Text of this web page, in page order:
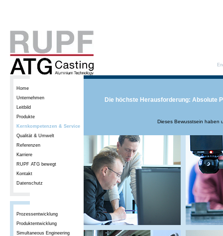
Home
Unternehmen
Leitbild
Produkte
Kernkompetenzen & Service
Qualität & Umwelt
Referenzen
Karriere
RUPF ATG bewegt
Kontakt
Datenschutz
Prozessentwicklung
Produktentwicklung
Simultaneous Engineering
Die höchste Herausforderung: Absolute
Dieses Bewusstsein haben